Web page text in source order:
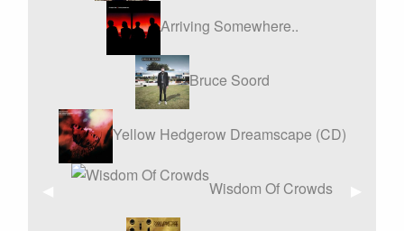
Arriving Somewhere..
Bruce Soord
Yellow Hedgerow Dreamscape (CD)
Wisdom Of Crowds